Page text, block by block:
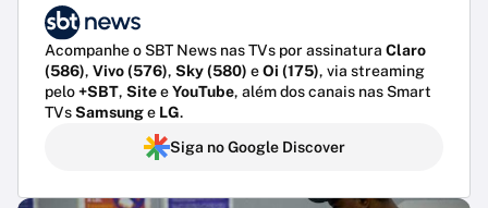
Acompanhe o SBT News nas TVs por assinatura Claro
(586), Vivo (576), Sky (580) eOi (175), via streaming
pelo+SBT, SiteeYouTube, além dos canais nas Smart
TVsSamsunge LG.
Siga no Google Discover